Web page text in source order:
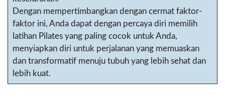
Dengan mempertimbangkan dengan cermat faktor-
faktor ini, Anda dapat dengan percaya diri memilih
latihan Pilates yang paling cocok untuk Anda,
menyiapkan diri untuk perjalanan yang memuaskan
dan transformatif menuju tubuh yang lebih sehat dan
lebih kuat.